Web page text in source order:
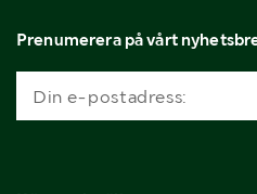
Prenumerera på vårt